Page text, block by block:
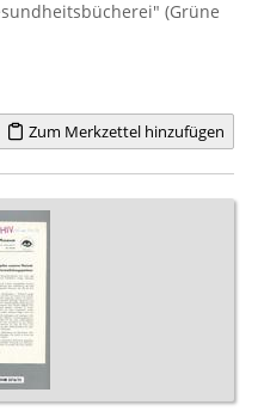
(Grüne
Zum Merkzettel hinzufügen